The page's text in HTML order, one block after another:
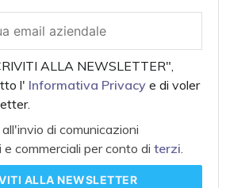
ALLA NEWSLETTER",
l' Informativa Privacye di voler
di comunicazioni
e commerciali per conto diterzi.
ALLA NEWSLETTER